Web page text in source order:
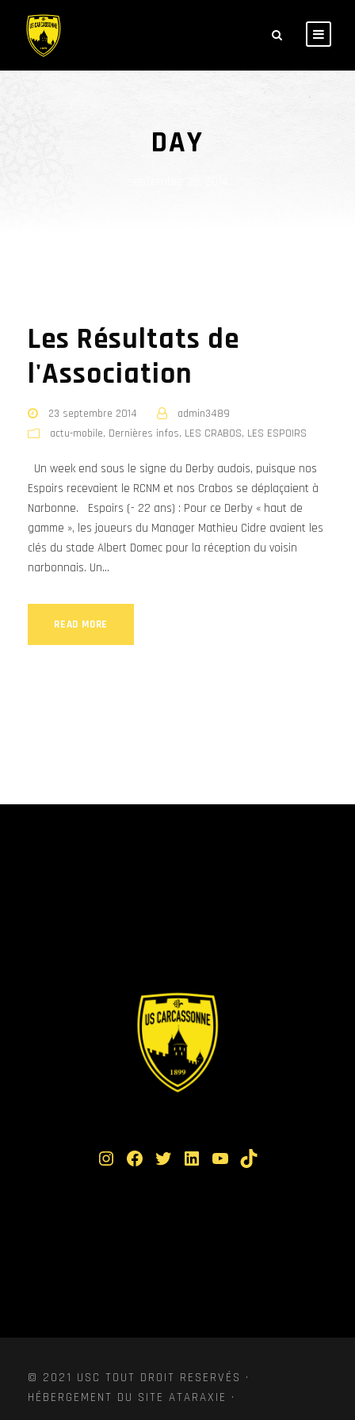
DAY
Les Résultats de
l'Association
23 septembre 2014
admin3489
actu-mobile, Dernières infos, LES CRABOS, LES ESPOIRS
Un week end sous le signe du Derby audois, puisque nos
Espoirs recevaient le RCNM et nos Crabos se déplaçaient à
Narbonne. Espoirs (- 22 ans) : Pour ce Derby « haut de
gamme », les joueurs du Manager Mathieu Cidre avaient les
clés du stade Albert Domec pour la réception du voisin
narbonnais. Un...
READ MORE
Instagram Facebook Twitter LinkedIn YouTube TikTok
© 2021 USC TOUT DROIT RESERVÉS ·
HÉBERGEMENT DU SITE ATARAXIE ·